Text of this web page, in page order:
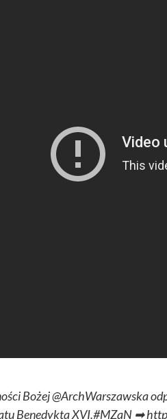
Bożej@ArchWarszawska
Benedykta XVI.#MZaN ➡